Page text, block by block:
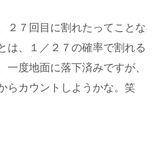
２７回目に割れたってことな
は、１／２７の確率で割れる
一度地面に落下済みですが、
らカウントしようかな。笑